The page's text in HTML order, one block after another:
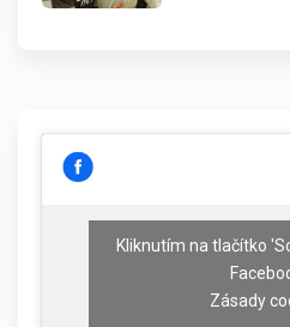
Kliknutím na tlačítko
Zásady